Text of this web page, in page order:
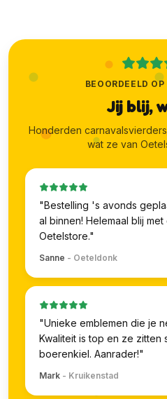
BEOORDEELD
Jij blij,
Honderden
wat ze van
"Bestelling 's avonds
al binnen! Helemaal blij
Oetelstore."
Sanne - Oeteldonk
"Unieke emblemen die je
Kwaliteit is top en ze zitten
boerenkiel. Aanrader!"
Mark - Kruikenstad